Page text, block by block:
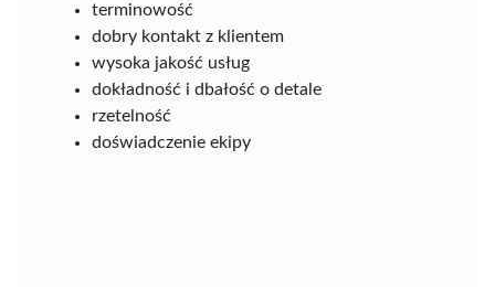
terminowość
dobry kontakt z klientem
wysoka jakość usług
dokładność i dbałość o detale
rzetelność
doświadczenie ekipy